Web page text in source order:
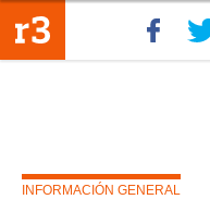
INFORMACIÓN GENERAL